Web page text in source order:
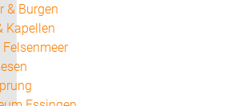
& Burgen
Kapellen